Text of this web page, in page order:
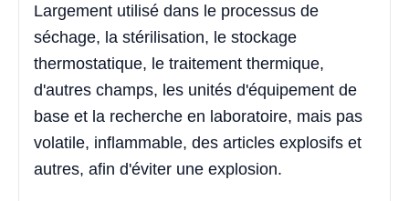
Largement utilisé dans le processus de
séchage, la stérilisation, le stockage
thermostatique, le traitement thermique,
d'autres champs, les unités d'équipement de
base et la recherche en laboratoire, mais pas
volatile, inflammable, des articles explosifs et
autres, afin d'éviter une explosion.